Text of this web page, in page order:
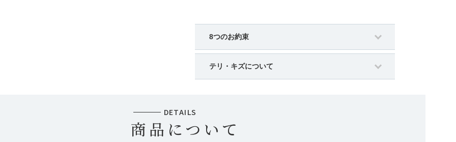
8つのお約束
テリ・キズについて
DETAILS
商品について